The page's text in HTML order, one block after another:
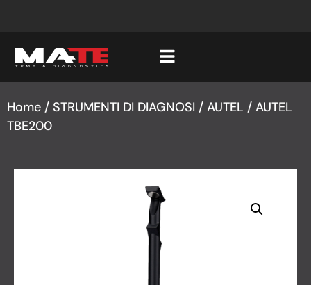
Home / STRUMENTI DI DIAGNOSI / AUTEL / AUTEL
TBE200